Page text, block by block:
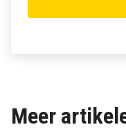
Meer